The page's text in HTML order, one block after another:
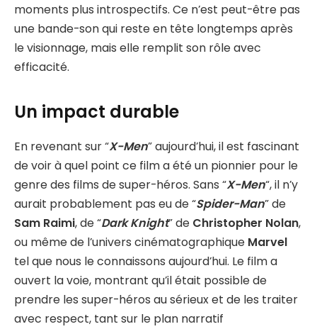
moments plus introspectifs. Ce n’est peut-être pas
une bande-son qui reste en tête longtemps après
le visionnage, mais elle remplit son rôle avec
efficacité.
Un impact durable
En revenant sur “X-Men” aujourd’hui, il est fascinant
de voir à quel point ce film a été un pionnier pour le
genre des films de super-héros. Sans “X-Men“, il n’y
aurait probablement pas eu de “Spider-Man” de
Sam Raimi, de “Dark Knight” de Christopher Nolan,
ou même de l’univers cinématographique Marvel
tel que nous le connaissons aujourd’hui. Le film a
ouvert la voie, montrant qu’il était possible de
prendre les super-héros au sérieux et de les traiter
avec respect, tant sur le plan narratif